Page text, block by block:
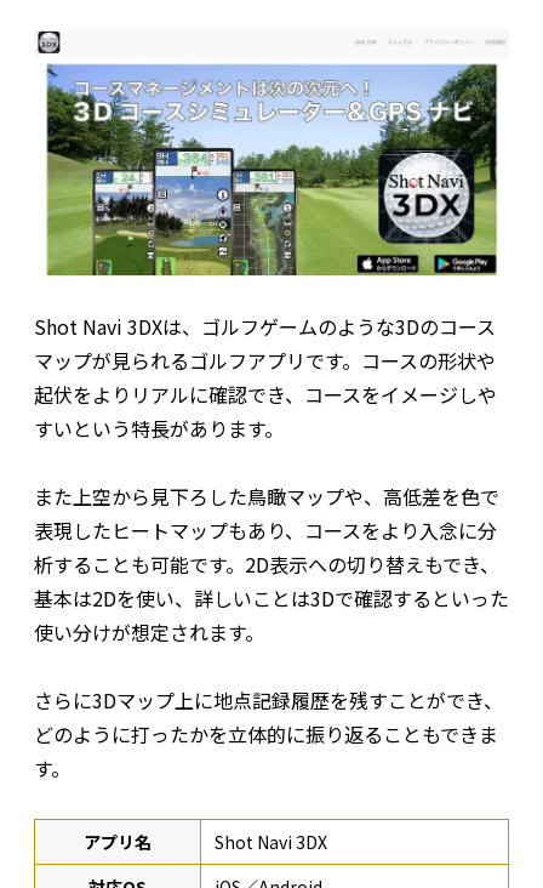
Shot Navi 3DXは、ゴルフゲームのような3Dのコース
マップが見られるゴルフアプリです。コースの形状や
起伏をよりリアルに確認でき、コースをイメージしや
すいという特長があります。
また上空から見下ろした鳥瞰マップや、高低差を色で
表現したヒートマップもあり、コースをより入念に分
析することも可能です。2D表示への切り替えもでき、
基本は2Dを使い、詳しいことは3Dで確認するといった
使い分けが想定されます。
さらに3Dマップ上に地点記録履歴を残すことができ、
どのように打ったかを立体的に振り返ることもできま
す。
アプリ名
Shot Navi 3DX